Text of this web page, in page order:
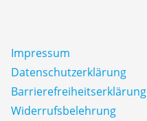
Impressum
Datenschutz­erklärung
Barrierefreiheitserklärung
Widerrufsbelehrung